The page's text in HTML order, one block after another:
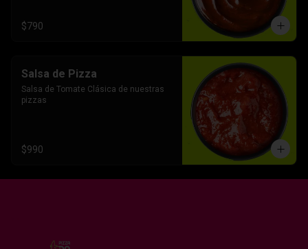
$790
Salsa de Pizza
Salsa de Tomate Clásica de nuestras
pizzas
$990